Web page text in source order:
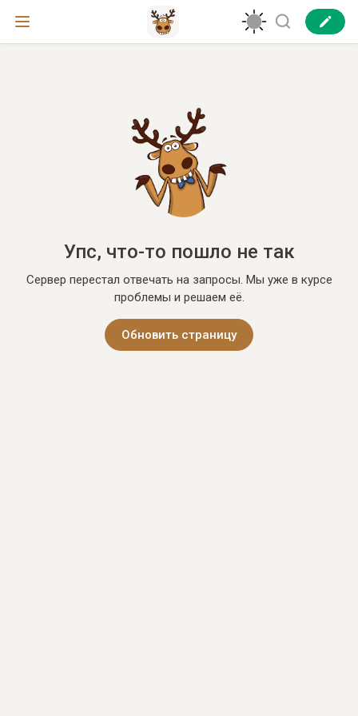
Упс, что-то пошло не так
Сервер перестал отвечать на запросы. Мы уже в курсе
проблемы и решаем её.
Обновить страницу